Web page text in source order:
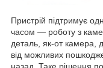
Пристрій підтримує
часом — роботу з
деталь, як-от камера,
від можливих
назад. Таке рішення